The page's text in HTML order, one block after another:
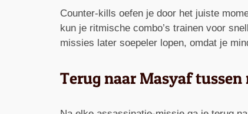
Counter-kills oefen je door het juiste
kun je ritmische combo’s trainen voor
missies later soepeler lopen, omdat je
Terug naar Masyaf